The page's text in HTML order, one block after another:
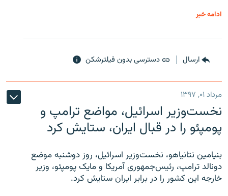
ادامه خبر
ارسال دسترسی بدون فیلترشکن
مرداد ۰۱, ۱۳۹۷
نخست‌وزیر اسرائیل، مواضع ترامپ و
پومپئو را در قبال ایران، ستایش کرد
بنیامین نتانیاهو، نخست‌وزیر اسرائیل، روز دوشنبه موضع
دونالد ترامپ، رئیس‌جمهوری آمریکا و مایک پومپئو، وزیر
خارجه این کشور را در برابر ایران ستایش کرد.